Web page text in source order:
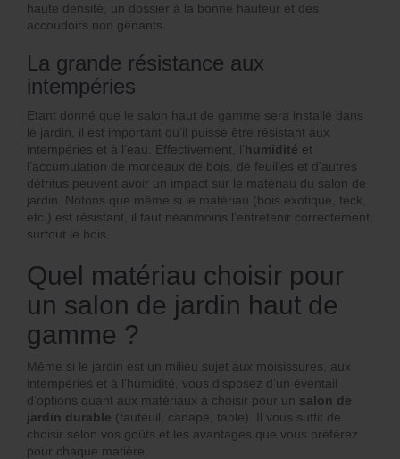
haute densité, un dossier à la bonne hauteur et des
accoudoirs non gênants.
La grande résistance aux
intempéries
Etant donné que le salon haut de gamme sera installé dans
le jardin, il est important qu’il puisse être résistant aux
intempéries et à l’eau. Effectivement, l’humidité et
l’accumulation de morceaux de bois, de feuilles et d’autres
détritus peuvent avoir un impact sur le matériau du salon de
jardin. Notons que même si le matériau (bois exotique, teck,
etc.) est résistant, il faut néanmoins l’entretenir correctement,
surtout le bois.
Quel matériau choisir pour
un salon de jardin haut de
gamme ?
Même si le jardin est un milieu sujet aux moisissures, aux
intempéries et à l’humidité, vous disposez d’un éventail
d’options quant aux matériaux à choisir pour un salon de
jardin durable (fauteuil, canapé, table). Il vous suffit de
choisir selon vos goûts et les avantages que vous préférez
pour chaque matière.